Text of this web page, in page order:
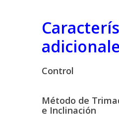
Control
Método de
e Inclinación